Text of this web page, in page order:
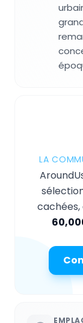
LA
cachées,